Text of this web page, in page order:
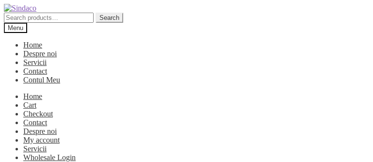
Skip
to
navigation
Skip
to
content
Search
for:
Search
Menu
Home
Despre noi
Servicii
Contact
Contul Meu
Home
Cart
Checkout
Contact
Despre noi
My account
Servicii
Wholesale Login